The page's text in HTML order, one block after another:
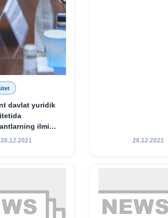
davlat yuridik
ilmiy-
28.12.2021 28.12.2021